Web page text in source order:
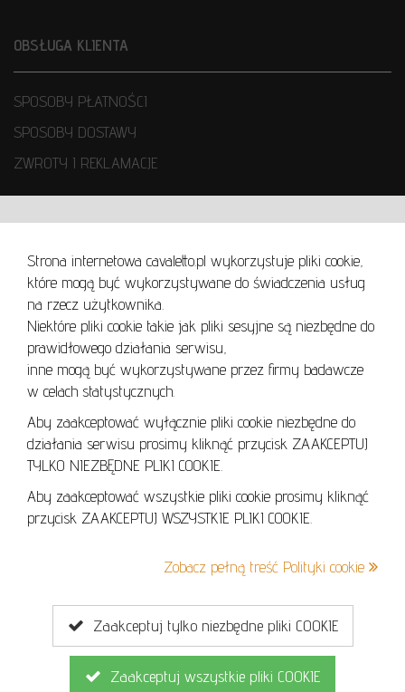
Strona internetowa cavaletto.pl wykorzystuje pliki cookie,
które mogą być wykorzystywane do świadczenia usług
na rzecz użytkownika.
Niektóre pliki cookie takie jak pliki sesyjne są niezbędne do
prawidłowego działania serwisu,
inne mogą być wykorzystywane przez firmy badawcze
w celach statystycznych.
Aby zaakceptować wyłącznie pliki cookie niezbędne do
działania serwisu prosimy kliknąć przycisk ZAAKCEPTUJ
TYLKO NIEZBĘDNE PLIKI COOKIE.
Aby zaakceptować wszystkie pliki cookie prosimy kliknąć
przycisk ZAAKCEPTUJ WSZYSTKIE PLIKI COOKIE.
Zobacz pełną treść Polityki cookie
Zaakceptuj tylko niezbędne pliki COOKIE
Zaakceptuj wszystkie pliki COOKIE
OBSŁUGA KLIENTA
SPOSOBY PŁATNOŚCI
SPOSOBY DOSTAWY
ZWROTY I REKLAMACJE
REGULAMIN
REGULAMIN AUKCJI
POLITYKA PRYWATNOŚCI
POLITYKA COOKIES
+48 605 240 157
Copyright © 2026MGN Group. Wszelkie prawa zastrzeżone.